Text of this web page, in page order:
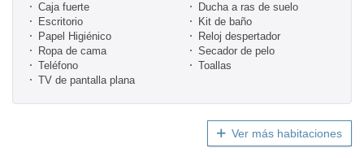
Caja fuerte
Ducha a ras de suelo
Escritorio
Kit de baño
Papel Higiénico
Reloj despertador
Ropa de cama
Secador de pelo
Teléfono
Toallas
TV de pantalla plana
Ver más habitaciones